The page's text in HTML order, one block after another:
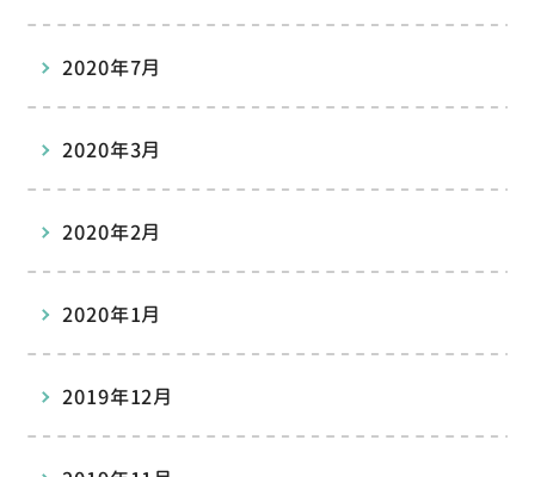
2020年7月
2020年3月
2020年2月
2020年1月
2019年12月